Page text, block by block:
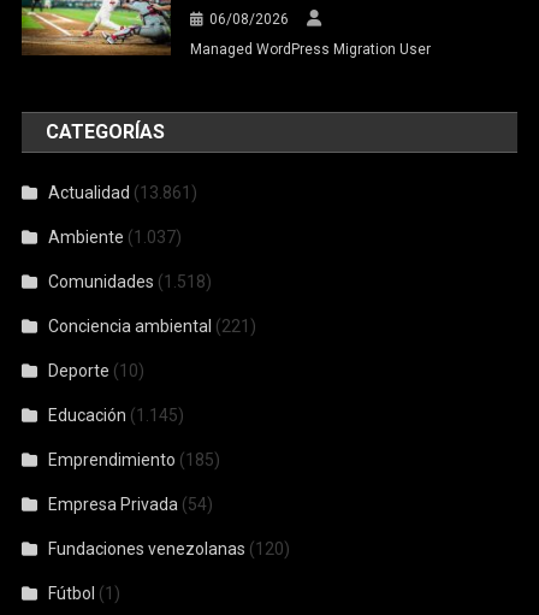
06/08/2026
Managed WordPress Migration User
CATEGORÍAS
Actualidad (13.861)
Ambiente (1.037)
Comunidades (1.518)
Conciencia ambiental (221)
Deporte (10)
Educación (1.145)
Emprendimiento (185)
Empresa Privada (54)
Fundaciones venezolanas (120)
Fútbol (1)